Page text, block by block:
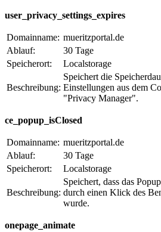
user_privacy_settings_expires
Domainname: mueritzportal.de
Ablauf:
30 Tage
Speicherort:
Localstorage
Beschreibung:
Speichert die
Einstellungen aus dem
"Privacy Manager".
ce_popup_isClosed
Domainname: mueritzportal.de
Ablauf:
30 Tage
Speicherort:
Localstorage
Beschreibung:
Speichert, dass das
durch einen Klick des
wurde.
onepage_animate